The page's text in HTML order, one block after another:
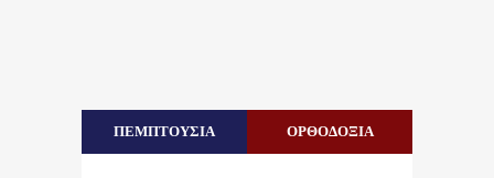
ΠΕΜΠΤΟΥΣΙΑ ΟΡΘΟΔΟΞΙΑ